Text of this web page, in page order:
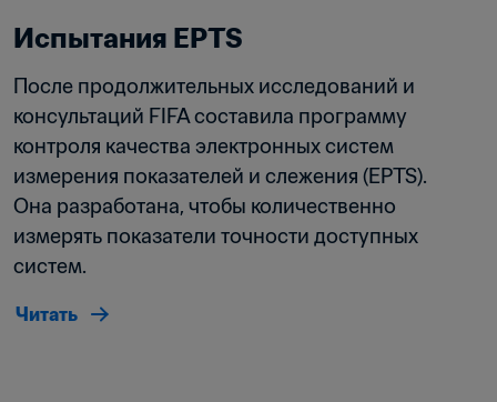
Испытания EPTS
После продолжительных исследований и
консультаций FIFA составила программу
контроля качества электронных систем
измерения показателей и слежения (EPTS).
Она разработана, чтобы количественно
измерять показатели точности доступных
систем.
Читать